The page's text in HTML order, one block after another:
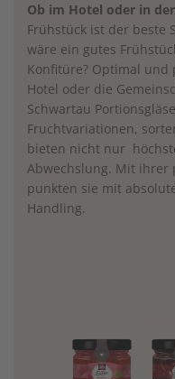
Ob im Hotel oder in
Frühstück ist der beste
wäre ein gutes
Konfitüre? Optimal und
Hotel oder die
Schwartau
Fruchtvariationen,
bieten nicht nur
Abwechslung. Mit ihrer
punkten sie mit
Handling.